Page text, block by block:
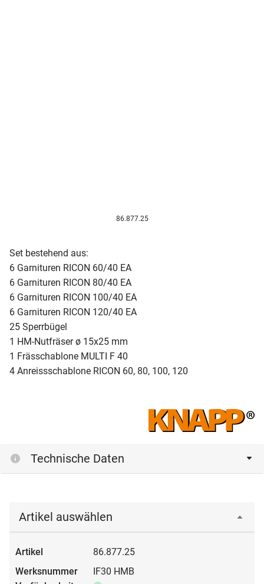
86.877.25
Set bestehend aus:
6 Garnituren RICON 60/40 EA
6 Garnituren RICON 80/40 EA
6 Garnituren RICON 100/40 EA
6 Garnituren RICON 120/40 EA
25 Sperrbügel
1 HM-Nutfräser ø 15x25 mm
1 Frässchablone MULTI F 40
4 Anreissschablone RICON 60, 80, 100, 120
Technische Daten
Artikel auswählen
86.877.25
IF30 HMB